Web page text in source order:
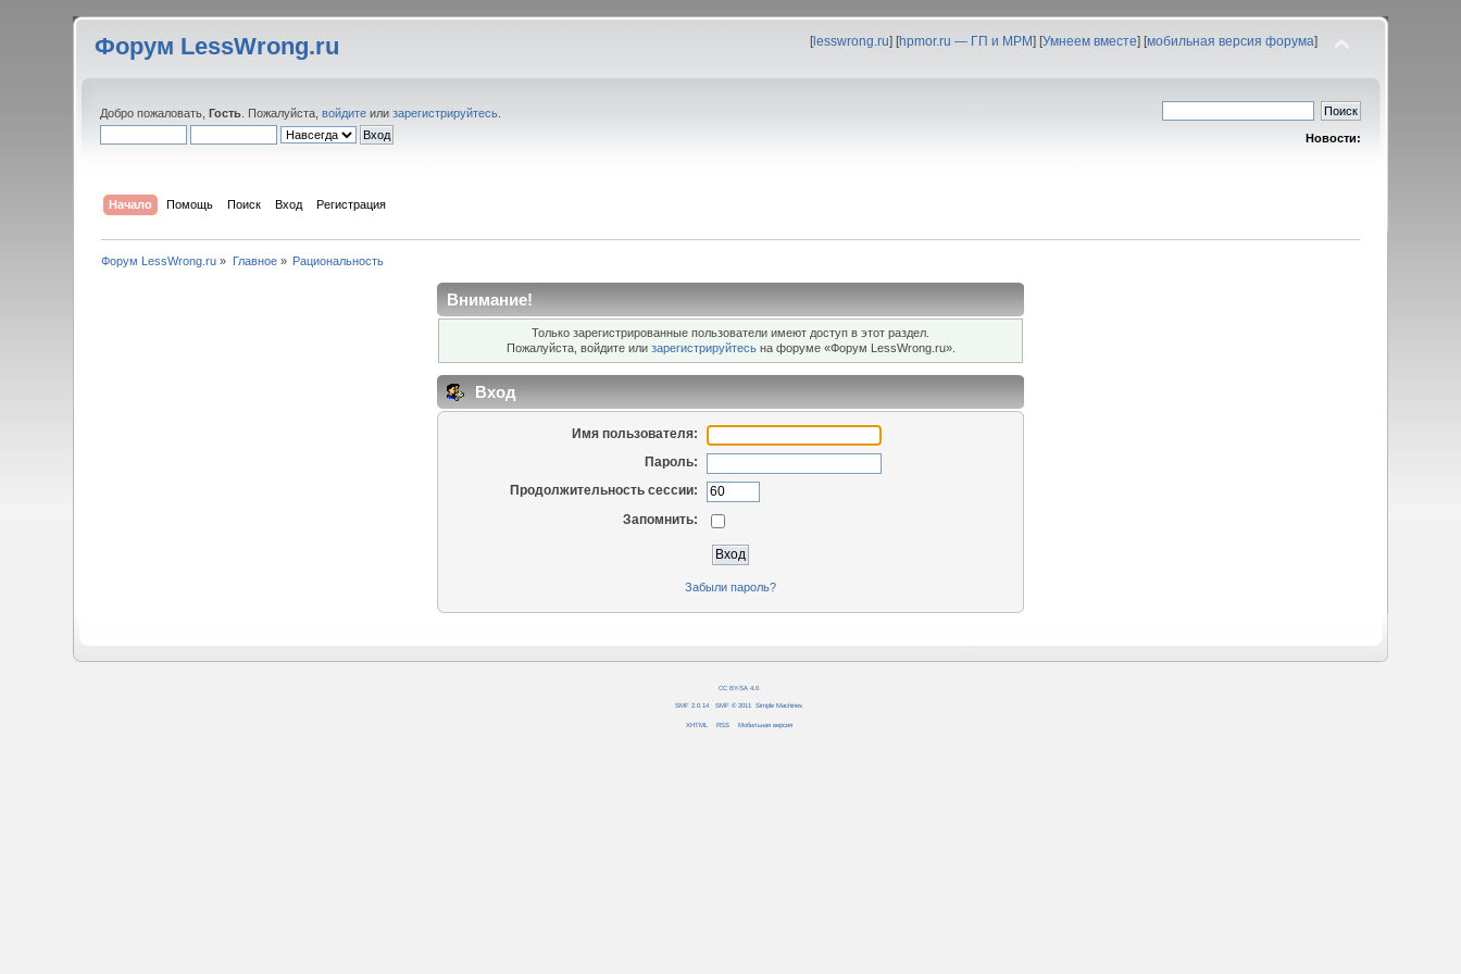
Форум LessWrong.ru [lesswrong.ru] [hpmor.ru — ГП и МРМ] [Умнеем вместе] [мобильная версия форума]
Добро пожаловать,Гость . Пожалуйста,войдите илизарегистрируйтесь
Новости:
Начало Помощь Поиск Вход Регистрация
Форум LessWrong.ru » Главное» Рациональность
Внимание!
Только зарегистрированные пользователи имеют доступ в этот раздел.
Пожалуйста, войдите или зарегистрируйтесьна форуме «Форум LessWrong.ru».
Вход
Имя пользователя:
Пароль:
Продолжительность сессии:
Запомнить:
Забыли пароль?
CC BY-SA 4.0
SMF 2.0.14 SMF © 2011 Simple Machines
XHTML RSS Мобильная версия